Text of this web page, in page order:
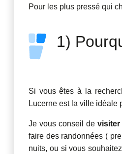
Pour les plus pressé qui
1)
Si vous êtes à la
Lucerne est la ville idéale
Je vous conseil de visiter
faire des randonnées (
nuits, ou si vous